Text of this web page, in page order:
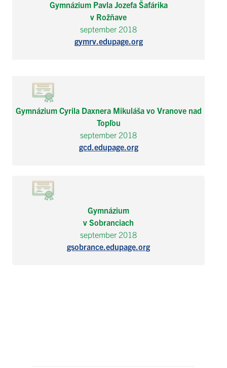
Gymnázium Pavla Jozefa Šafárika
v Rožňave
september 2018
gymrv.edupage.org
Gymnázium Cyrila Daxnera Mikuláša vo Vranove nad
Topľou
september 2018
gcd.edupage.org
Gymnázium
v Sobranciach
september 2018
gsobrance.edupage.org